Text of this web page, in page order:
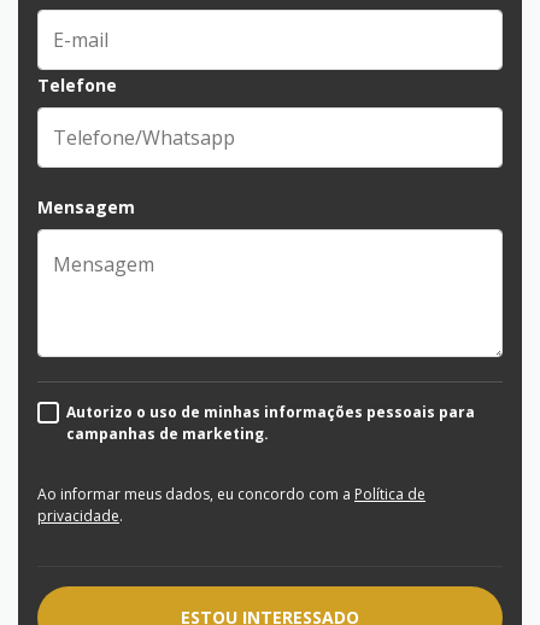
Telefone
Mensagem
Autorizo o uso de minhas informações pessoais para
campanhas de marketing.
Ao informar meus dados, eu concordo com a Política de
privacidade.
ESTOU INTERESSADO